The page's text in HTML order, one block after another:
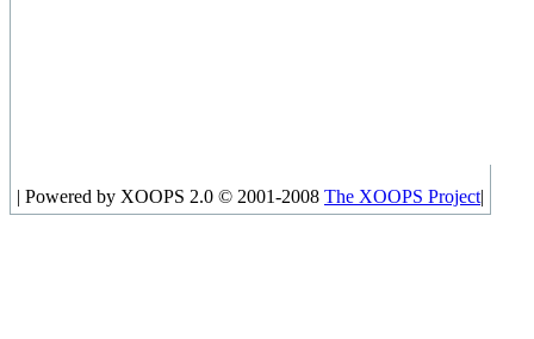
| Powered by XOOPS 2.0 © 2001-2008 The XOOPS Project|